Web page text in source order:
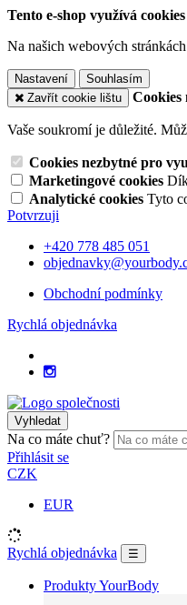
Tento e-shop využívá cookies
Na našich webových
Nastavení
Souhlasím
Zavřít cookie lištu
Cookies
Vaše soukromí je důležité.
Cookies nezbytné pro
Marketingové cookies
Analytické cookies Tyto
Potvrzuji
+420 778 485 051
Obchodní podmínky
Rychlá objednávka
Vyhledat
Na co máte chuť?
Přihlásit se
CZK
EUR
Rychlá objednávka ☰
Produkty YourBody